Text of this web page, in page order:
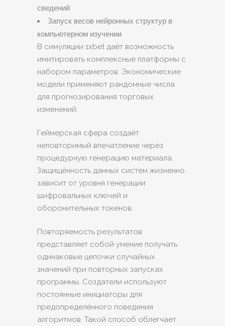
сведений
Запуск весов нейронных структур в
компьютерном изучении
В симуляции 1xbet даёт возможность
имитировать комплексные платформы с
набором параметров. Экономические
модели применяют рандомные числа
для прогнозирования торговых
изменений.
Геймерская сфера создаёт
неповторимый впечатление через
процедурную генерацию материала.
Защищённость данных систем жизненно
зависит от уровня генерации
шифровальных ключей и
оборонительных токенов.
Повторяемость результатов
представляет собой умение получать
одинаковые цепочки случайных
значений при повторных запусках
программы. Создатели используют
постоянные инициаторы для
предопределённого поведения
алгоритмов. Такой способ облегчает